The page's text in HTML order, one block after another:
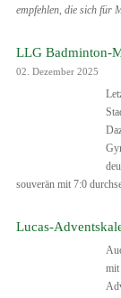
empfehlen, die sich für
LLG Badminton-
02. Dezember 2025
souverän mit 7:0
Lucas-